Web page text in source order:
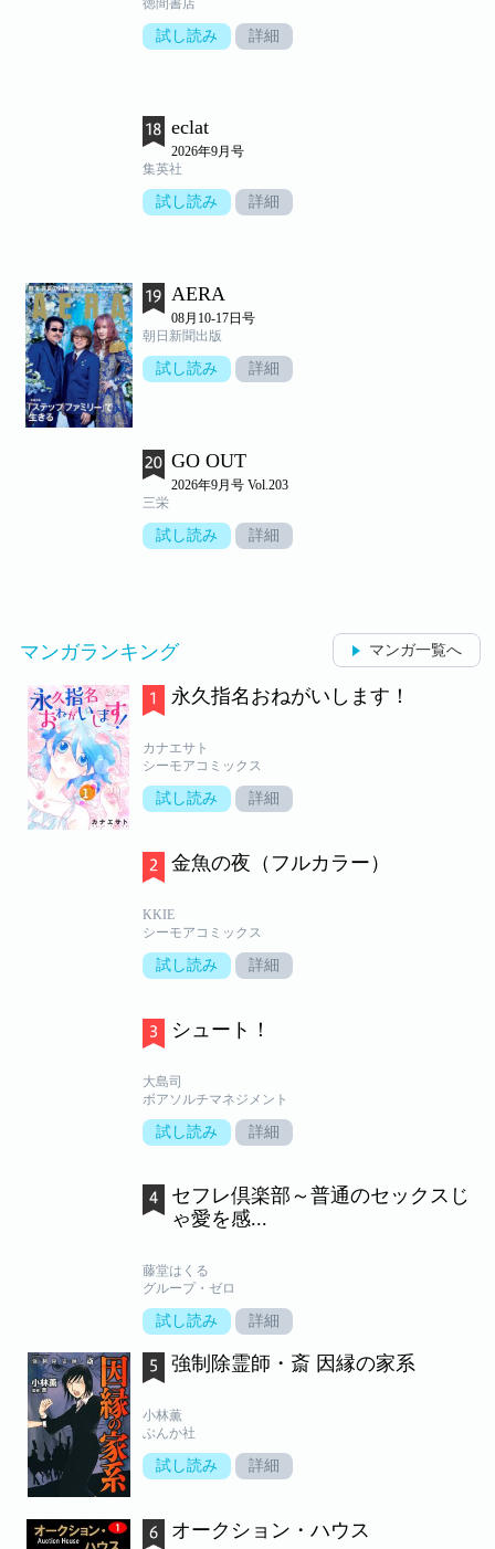
試し読み 詳細
eclat
2026年9月号
集英社
試し読み 詳細
AERA
08月10-17日号
朝日新聞出版
試し読み 詳細
GO OUT
2026年9月号 Vol.203
三栄
試し読み 詳細
マンガランキング マンガ一覧へ
永久指名おねがいします！
カナエサト
シーモアコミックス
試し読み 詳細
金魚の夜（フルカラー）
KKIE
シーモアコミックス
試し読み 詳細
シュート！
大島司
ボアソルチマネジメント
試し読み 詳細
セフレ倶楽部～普通のセックスじ
ゃ愛を感...
藤堂はくる
グループ・ゼロ
試し読み 詳細
強制除霊師・斎 因縁の家系
小林薫
ぶんか社
試し読み 詳細
オークション・ハウス